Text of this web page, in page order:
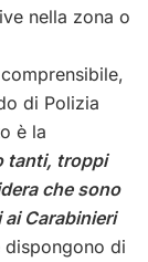
nella zona o
di Polizia
è la
tanti, troppi
che sono
Carabinieri
dispongono di